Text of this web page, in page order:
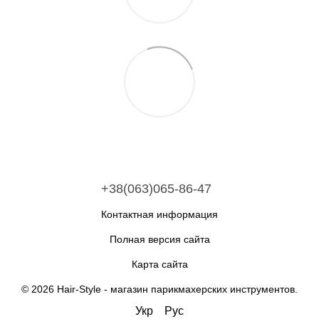
+38(063)065-86-47
Контактная информация
Полная версия сайта
Карта сайта
© 2026 Hair-Style - магазин парикмахерских инструментов
Укр Рус